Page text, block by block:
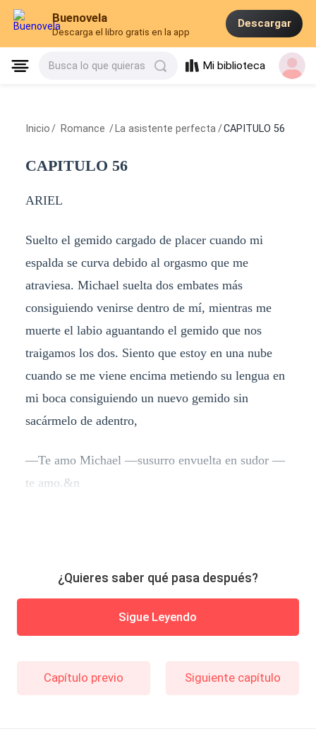
Buenovela
Descarga el libro gratis en la app
Descargar
Busca lo que quieras Mi biblioteca
Inicio / Romance / La asistente perfecta /CAPITULO 56
CAPITULO 56
ARIEL
Suelto el gemido cargado de placer cuando mi
espalda se curva debido al orgasmo que me
atraviesa. Michael suelta dos embates más
consiguiendo venirse dentro de mí, mientras me
muerte el labio aguantando el gemido que nos
traigamos los dos. Siento que estoy en una nube
cuando se me viene encima metiendo su lengua en
mi boca consiguiendo un nuevo gemido sin
sacármelo de adentro,
—Te amo Michael —susurro envuelta en sudor —
te amo.&n
¿Quieres saber qué pasa después?
Sigue Leyendo
Capítulo previo Siguiente capítulo